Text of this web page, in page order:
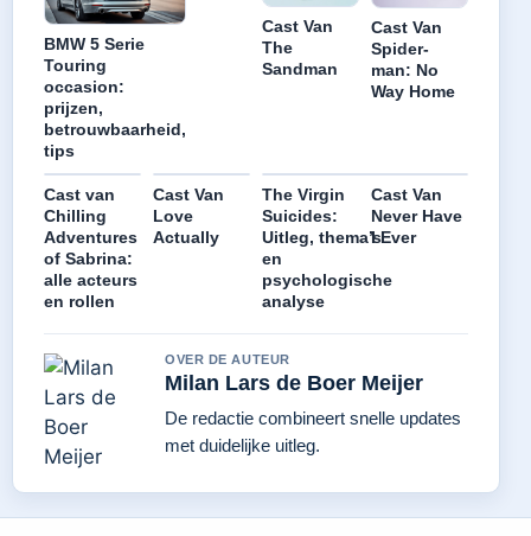
BMW 5 Serie
Touring
occasion:
prijzen,
betrouwbaarheid,
tips
Cast Van
The
Sandman
Cast Van
Spider-
man: No
Way Home
Cast van
Chilling
Adventures
of Sabrina:
alle acteurs
en rollen
Cast Van
Love
Actually
The Virgin
Suicides:
Uitleg, thema’s
en
psychologische
analyse
Cast Van
Never Have
I Ever
OVER DE AUTEUR
Milan Lars de Boer Meijer
De redactie combineert snelle updates
met duidelijke uitleg.